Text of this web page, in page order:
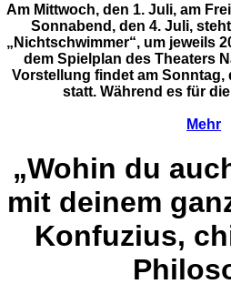
Am Mittwoch, den 1. Juli, am
Sonnabend, den 4. Juli,
„Nichtschwimmer“, um jeweils
dem Spielplan des Theaters
Vorstellung findet am Sonntag,
statt. Während es für
Mehr
„Wohin du
mit deinem
Konfuzius,